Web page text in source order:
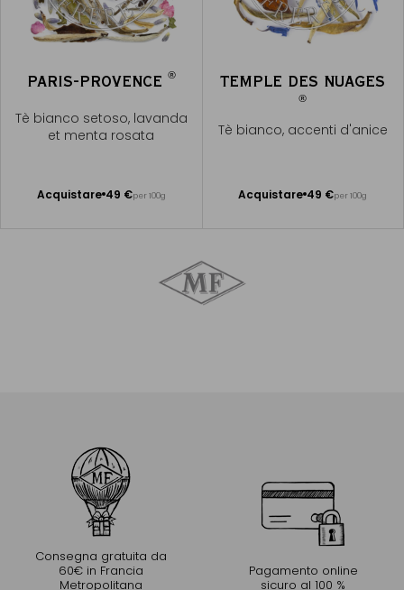
PARIS-PROVENCE ®
Tè bianco setoso, lavanda
et menta rosata
Acquistare 49 €per 100g
Aggiungere
TEMPLE DES NUAGES
®
Tè bianco, accenti d'anice
Acquistare 49 €per 100g
Aggiungere
Consegna gratuita da
60€ in Francia
Metropolitana
Pagamento online
sicuro al 100 %